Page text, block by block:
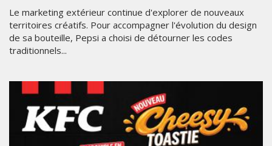
Le marketing extérieur continue d'explorer de nouveaux
territoires créatifs. Pour accompagner l'évolution du design
de sa bouteille, Pepsi a choisi de détourner les codes
traditionnels...